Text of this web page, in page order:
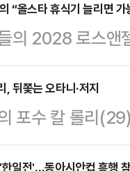
메이저리그
로 펼쳐진 스윙
이었다. 내셔널
주자를 쌓은
6회에는 1, 3루
고…
“올스타 휴식기 늘리면 가
의 2028 로스
레드 MLB 커미
주 애틀랜타 트
에 나서 선수들
스타 휴식기를
, 뒤쫓는 오타니·저지
포수 칼 롤리
저리그의 주인공
일전'…동아시안컵 흥행